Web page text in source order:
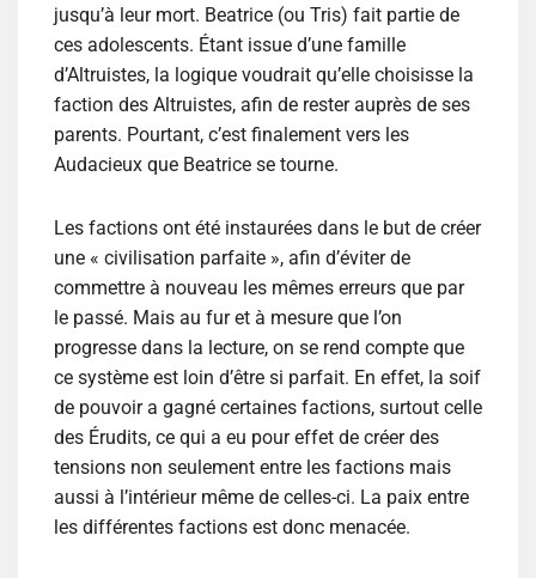
jusqu’à leur mort. Beatrice (ou Tris) fait partie de
ces adolescents. Étant issue d’une famille
d’Altruistes, la logique voudrait qu’elle choisisse la
faction des Altruistes, afin de rester auprès de ses
parents. Pourtant, c’est finalement vers les
Audacieux que Beatrice se tourne.
Les factions ont été instaurées dans le but de créer
une « civilisation parfaite », afin d’éviter de
commettre à nouveau les mêmes erreurs que par
le passé. Mais au fur et à mesure que l’on
progresse dans la lecture, on se rend compte que
ce système est loin d’être si parfait. En effet, la soif
de pouvoir a gagné certaines factions, surtout celle
des Érudits, ce qui a eu pour effet de créer des
tensions non seulement entre les factions mais
aussi à l’intérieur même de celles-ci. La paix entre
les différentes factions est donc menacée.